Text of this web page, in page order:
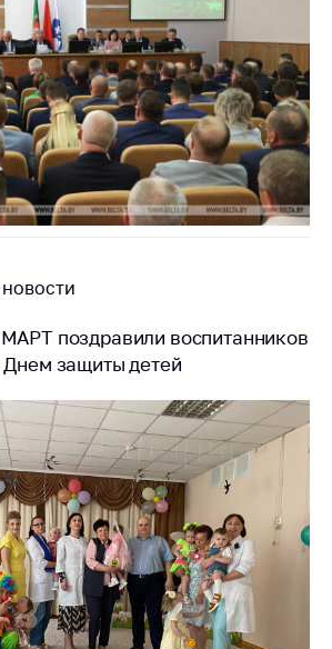
поздравили воспитанников
защиты детей